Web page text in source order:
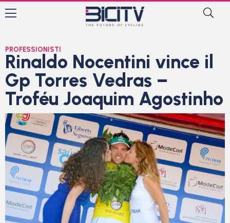
PROFESSIONISTI
Rinaldo Nocentini vince il
Gp Torres Vedras –
Troféu Joaquim Agostinho